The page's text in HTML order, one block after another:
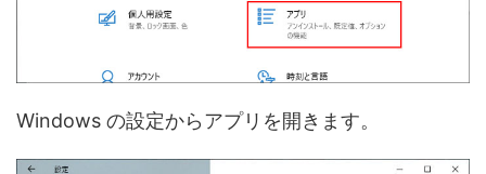
Windows の設定からアプリを開きます。